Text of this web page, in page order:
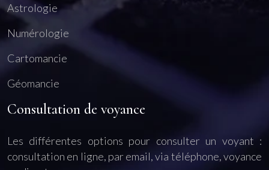
Astrologie
Numérologie
Cartomancie
Géomancie
Consultation de voyance
Les différentes options pour consulter un voyant :
consultation en ligne, par email, via téléphone, voyance